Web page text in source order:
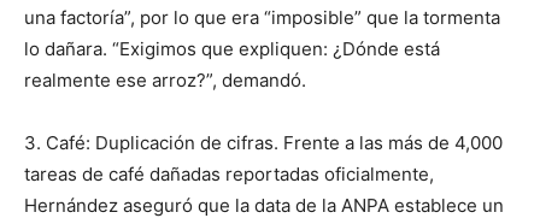
una factoría”, por lo que era “imposible” que la tormenta
lo dañara. “Exigimos que expliquen: ¿Dónde está
realmente ese arroz?”, demandó.
3. Café: Duplicación de cifras. Frente a las más de 4,000
tareas de café dañadas reportadas oficialmente,
Hernández aseguró que la data de la ANPA establece un